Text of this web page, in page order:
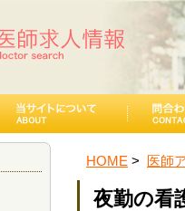
HOME 医師
夜勤の看